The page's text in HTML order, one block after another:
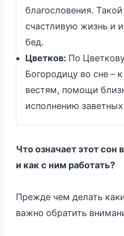
благословения.
счастливую жизнь и
бед.
Цветков: По
Богородицу во сне –
вестям, помощи
исполнению
Что означает этот сон
и как с ним работать?
Прежде чем делать
важно обратить